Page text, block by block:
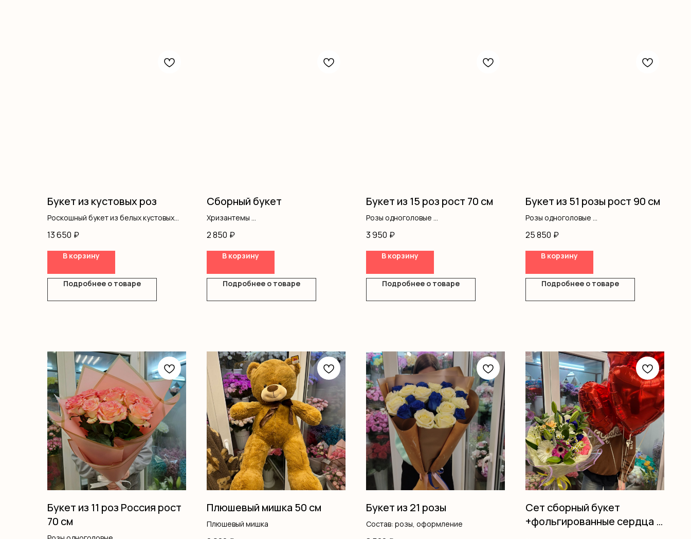
Букет из кустовых роз
Роскошный букет из белых кустовых
утончённости. Идеальный подарок для
особых моментов!
Состав:
Кустовая роза 15
Оформление плёнка матовая 1
13 650 ₽
В корзину
Подробнее о товаре
Сборный букет
Хризантемы
Альстромерия
Гипсофила
Герберы
Оформление
2 850 ₽
В корзину
Подробнее о товаре
Букет из 15 роз рост 70 см
Розы одноголовые
3 950 ₽
В корзину
Подробнее о товаре
Букет из 51 розы рост 90 см
Розы одноголовые
Открытка в подарок к каждому букету.
25 850 ₽
В корзину
Подробнее о товаре
Букет из 11 роз Россия рост
70 см
Плюшевый мишка 50 см
Плюшевый мишка
Букет из 21 розы
Состав: розы, оформление
Сет сборный букет
+фольгированные сердца 5